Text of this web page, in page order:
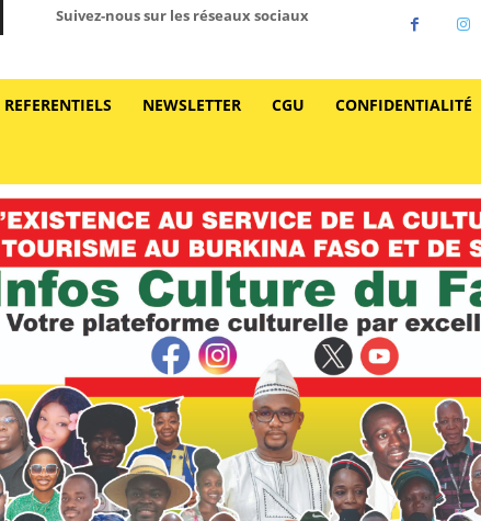
Suivez-nous sur les réseaux sociaux
REFERENTIELS NEWSLETTER CGU CONFIDENTIALITÉ